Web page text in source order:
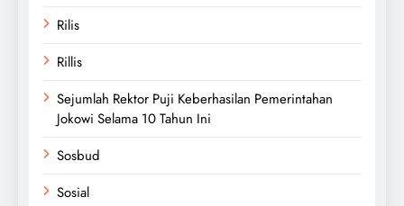
Rilis
Rillis
Sejumlah Rektor Puji Keberhasilan Pemerintahan
Jokowi Selama 10 Tahun Ini
Sosbud
Sosial